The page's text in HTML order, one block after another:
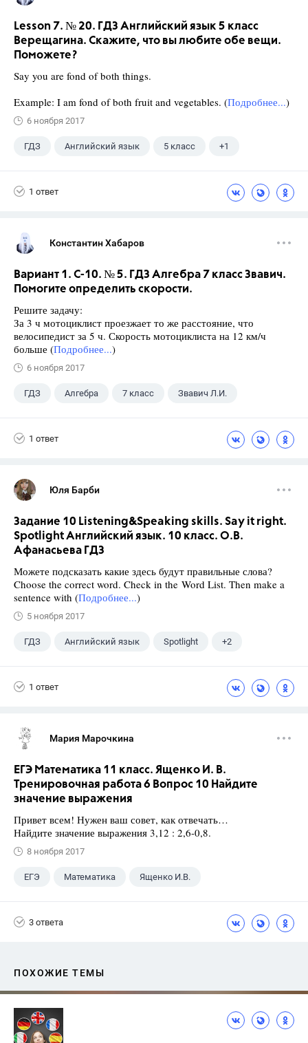
Lesson 7. № 20. ГДЗ Английский язык 5 класс
Верещагина. Скажите, что вы любите обе вещи.
Поможете?
Say you are fond of both things.
Example: I am fond of both fruit and vegetables. (Подробнее...)
6 ноября 2017
ГДЗ Английский язык 5 класс +1
1 ответ
Константин Хабаров
Вариант 1. С-10. № 5. ГДЗ Алгебра 7 класс Звавич.
Помогите определить скорости.
Решите задачу:
За 3 ч мотоциклист проезжает то же расстояние, что
велосипедист за 5 ч. Скорость мотоциклиста на 12 км/ч
больше (Подробнее...)
6 ноября 2017
ГДЗ Алгебра 7 класс Звавич Л.И.
1 ответ
Юля Барби
Задание 10 Listening&Speaking skills. Say it right.
Spotlight Английский язык. 10 класс. О.В.
Афанасьева ГДЗ
Можете подсказать какие здесь будут правильные слова?
Choose the correct word. Check in the Word List. Then make a
sentence with (Подробнее...)
5 ноября 2017
ГДЗ Английский язык Spotlight +2
1 ответ
Мария Марочкина
ЕГЭ Математика 11 класс. Ященко И. В.
Тренировочная работа 6 Вопрос 10 Найдите
значение выражения
Привет всем! Нужен ваш совет, как отвечать…
Найдите значение выражения 3,12 : 2,6-0,8.
8 ноября 2017
ЕГЭ Математика Ященко И.В.
3 ответа
ПОХОЖИЕ ТЕМЫ